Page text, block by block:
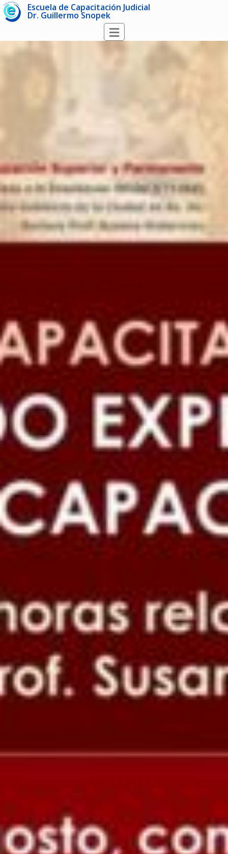
Escuela de Capacitación Judicial
Dr. Guillermo Snopek